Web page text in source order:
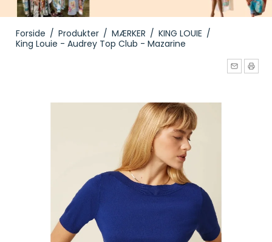
Forside / Produkter / MÆRKER / KING LOUIE /
King Louie - Audrey Top Club - Mazarine